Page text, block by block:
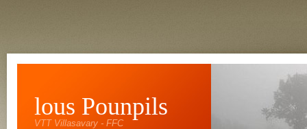
lous Pounpils
VTT Villasavary - FFC